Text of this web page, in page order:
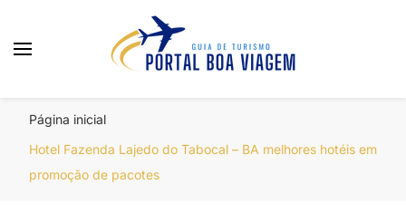
Página inicial
Hotel Fazenda Lajedo do Tabocal – BA melhores hotéis em
promoção de pacotes